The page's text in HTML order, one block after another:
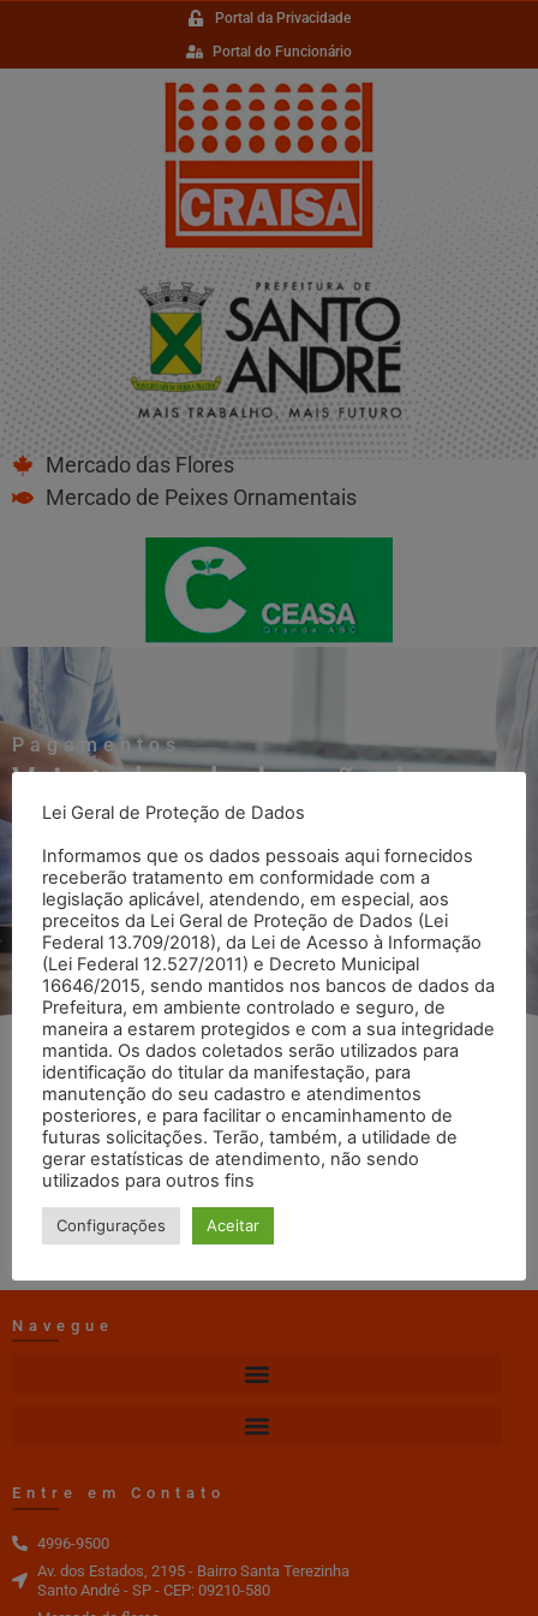
Portal da Privacidade
Portal do Funcionário
Mercado das Flores
Mercado de Peixes Ornamentais
Pagamentos
Veja toda a declaração de
Pagamentos
Voltar para página Pagamentos
Fevereiro
web master 13/11/2019 11:21
DOWNLOAD
Navegue
Entre em Contato
4996-9500
Av. dos Estados, 2195 - Bairro Santa Terezinha
Santo André - SP - CEP: 09210-580
Lei Geral de Proteção de Dados
Informamos que os dados pessoais aqui fornecidos
receberão tratamento em conformidade com a
legislação aplicável, atendendo, em especial, aos
preceitos da Lei Geral de Proteção de Dados (Lei
Federal 13.709/2018), da Lei de Acesso à Informação
(Lei Federal 12.527/2011) e Decreto Municipal
16646/2015, sendo mantidos nos bancos de dados da
Prefeitura, em ambiente controlado e seguro, de
maneira a estarem protegidos e com a sua integridade
mantida. Os dados coletados serão utilizados para
identificação do titular da manifestação, para
manutenção do seu cadastro e atendimentos
posteriores, e para facilitar o encaminhamento de
futuras solicitações. Terão, também, a utilidade de
gerar estatísticas de atendimento, não sendo
utilizados para outros fins
Configurações Aceitar